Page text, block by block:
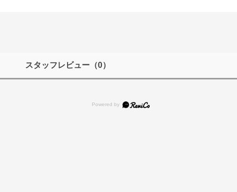
スタッフレビュー（0）